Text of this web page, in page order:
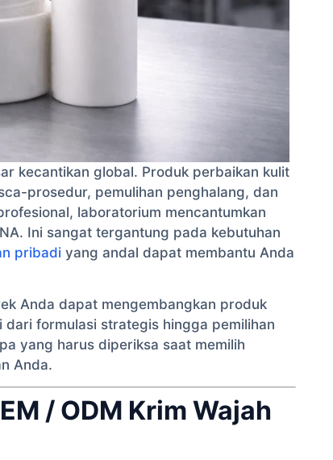
kecantikan global. Produk perbaikan kulit
prosedur, pemulihan penghalang, dan
laboratorium mencantumkan
Ini sangat tergantung pada kebutuhan
pribadi yang andal dapat membantu Anda
Anda dapat mengembangkan produk
dari formulasi strategis hingga pemilihan
yang harus diperiksa saat memilih
Anda.
/ ODM Krim Wajah